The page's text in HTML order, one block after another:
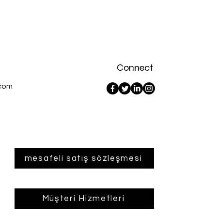
Connect
mesafeli satış sözleşmesi
Müşteri Hizmetleri